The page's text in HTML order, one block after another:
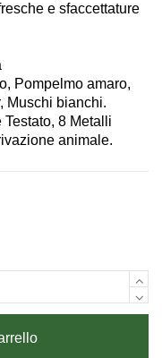
e sfaccettature
Pompelmo amaro,
Muschi bianchi.
8 Metalli
animale.